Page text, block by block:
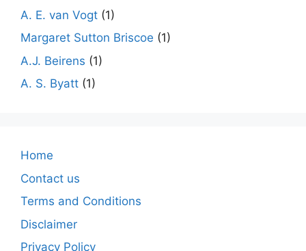
A. E. van Vogt (1)
Margaret Sutton Briscoe (1)
A.J. Beirens (1)
A. S. Byatt (1)
Home
Contact us
Terms and Conditions
Disclaimer
Privacy Policy